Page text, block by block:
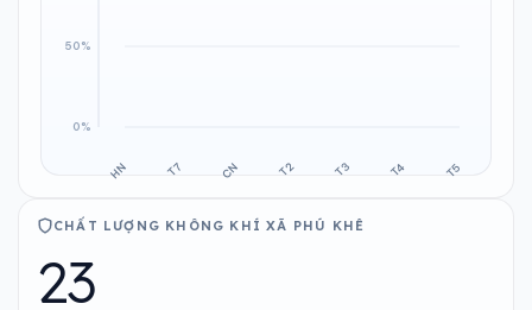
CHẤT LƯỢNG KHÔNG KHÍ XÃ PHÚ KHÊ
23